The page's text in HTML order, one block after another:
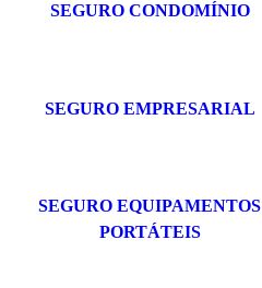
SEGURO CONDOMÍNIO
SEGURO EMPRESARIAL
SEGURO EQUIPAMENTOS
PORTÁTEIS